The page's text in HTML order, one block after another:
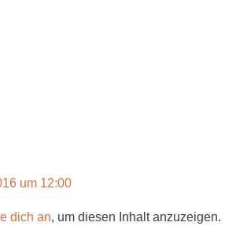
um 12:00
dich an, um diesen Inhalt anzuzeigen.